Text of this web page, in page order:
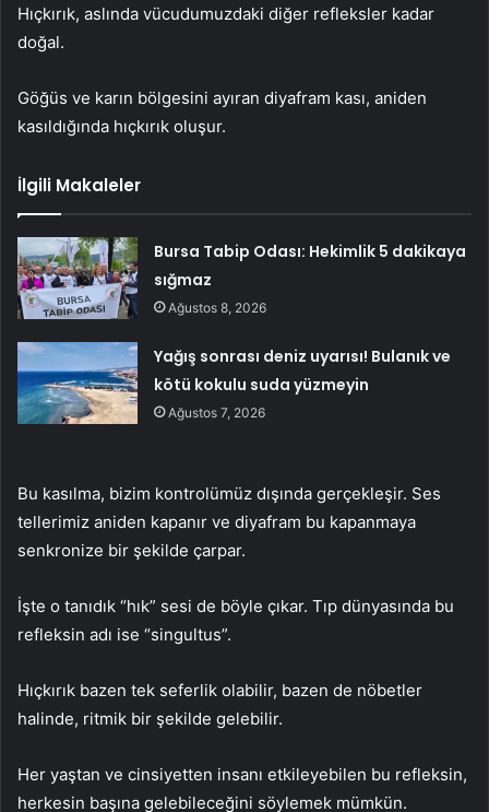
Hıçkırık, aslında vücudumuzdaki diğer refleksler kadar
doğal.
Göğüs ve karın bölgesini ayıran diyafram kası, aniden
kasıldığında hıçkırık oluşur.
İlgili Makaleler
Bursa Tabip Odası: Hekimlik 5 dakikaya
sığmaz
Ağustos 8, 2026
Yağış sonrası deniz uyarısı! Bulanık ve
kötü kokulu suda yüzmeyin
Ağustos 7, 2026
Bu kasılma, bizim kontrolümüz dışında gerçekleşir. Ses
tellerimiz aniden kapanır ve diyafram bu kapanmaya
senkronize bir şekilde çarpar.
İşte o tanıdık “hık” sesi de böyle çıkar. Tıp dünyasında bu
refleksin adı ise “singultus”.
Hıçkırık bazen tek seferlik olabilir, bazen de nöbetler
halinde, ritmik bir şekilde gelebilir.
Her yaştan ve cinsiyetten insanı etkileyebilen bu refleksin,
herkesin başına gelebileceğini söylemek mümkün.